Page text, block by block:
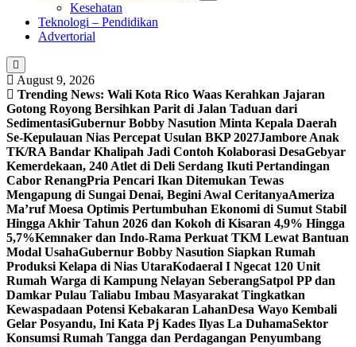
Kesehatan
Teknologi – Pendidikan
Advertorial
August 9, 2026
Trending News: Wali Kota Rico Waas Kerahkan Jajaran
Gotong Royong Bersihkan Parit di Jalan Taduan dari
SedimentasiGubernur Bobby Nasution Minta Kepala Daerah
Se-Kepulauan Nias Percepat Usulan BKP 2027Jambore Anak
TK/RA Bandar Khalipah Jadi Contoh Kolaborasi DesaGebyar
Kemerdekaan, 240 Atlet di Deli Serdang Ikuti Pertandingan
Cabor RenangPria Pencari Ikan Ditemukan Tewas
Mengapung di Sungai Denai, Begini Awal Ceritanya‎Ameriza
Ma’ruf Moesa‎ Optimis Pertumbuhan Ekonomi di Sumut Stabil
Hingga Akhir Tahun 2026 dan Kokoh di Kisaran 4,9% Hingga
5,7%Kemnaker dan Indo-Rama Perkuat TKM Lewat Bantuan
Modal UsahaGubernur Bobby Nasution Siapkan Rumah
Produksi Kelapa di Nias UtaraKodaeral I Ngecat 120 Unit
Rumah Warga di Kampung Nelayan SeberangSatpol PP dan
Damkar Pulau Taliabu Imbau Masyarakat Tingkatkan
Kewaspadaan Potensi Kebakaran LahanDesa Wayo Kembali
Gelar Posyandu, Ini Kata Pj Kades Ilyas La DuhamaSektor
Konsumsi Rumah Tangga dan Perdagangan Penyumbang